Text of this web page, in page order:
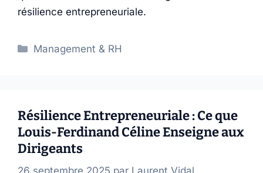
résilience entrepreneuriale.
Catégories
Management & RH
Résilience Entrepreneuriale : Ce que
Louis-Ferdinand Céline Enseigne aux
Dirigeants